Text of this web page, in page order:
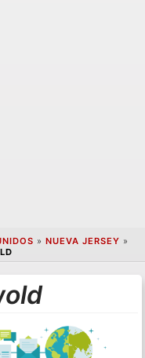
» NUEVA JERSEY »